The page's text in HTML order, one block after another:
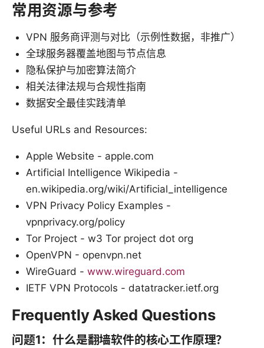
常用资源与参考
VPN 服务商评测与对比（示例性数据，非推广）
全球服务器覆盖地图与节点信息
隐私保护与加密算法简介
相关法律法规与合规性指南
数据安全最佳实践清单
Useful URLs and Resources:
Apple Website - apple.com
Artificial Intelligence Wikipedia -
en.wikipedia.org/wiki/Artificial_intelligence
VPN Privacy Policy Examples -
vpnprivacy.org/policy
Tor Project - w3 Tor project dot org
OpenVPN - openvpn.net
WireGuard - www.wireguard.com
IETF VPN Protocols - datatracker.ietf.org
Frequently Asked Questions
问题1：什么是翻墙软件的核心工作原理？